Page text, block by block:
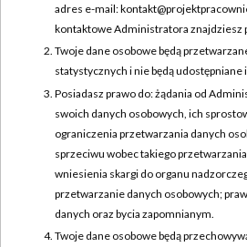
adres e-mail:
kontaktowe Administratora znajdziesz
Twoje dane osobowe będą
statystycznych i nie będą
Posiadasz prawo do: żądania od
swoich danych osobowych, ich
ograniczenia przetwarzania danych
sprzeciwu wobec takiego
wniesienia skargi do organu
przetwarzanie danych osobowych;
danych oraz bycia zapomnianym.
Twoje dane osobowe będą